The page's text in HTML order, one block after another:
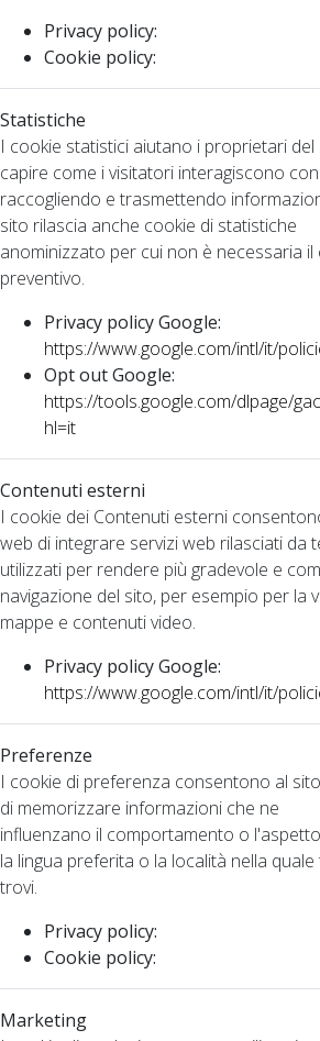
Privacy policy:
Cookie policy:
Statistiche
I cookie statistici aiutano i proprietari del
capire come i visitatori interagiscono
raccogliendo e trasmettendo
sito rilascia anche cookie di statistiche
anominizzato per cui non è necessaria
preventivo.
Privacy policy Google:
https://www.google.com/intl/it/
Opt out Google:
https://tools.google.com/dlpage/
hl=it
Contenuti esterni
I cookie dei Contenuti esterni
web di integrare servizi web rilasciati da
utilizzati per rendere più gradevole e
navigazione del sito, per esempio per la
mappe e contenuti video.
Privacy policy Google:
https://www.google.com/intl/it/
Preferenze
I cookie di preferenza consentono al
di memorizzare informazioni che ne
influenzano il comportamento o
la lingua preferita o la località nella quale
trovi.
Privacy policy:
Cookie policy:
Marketing